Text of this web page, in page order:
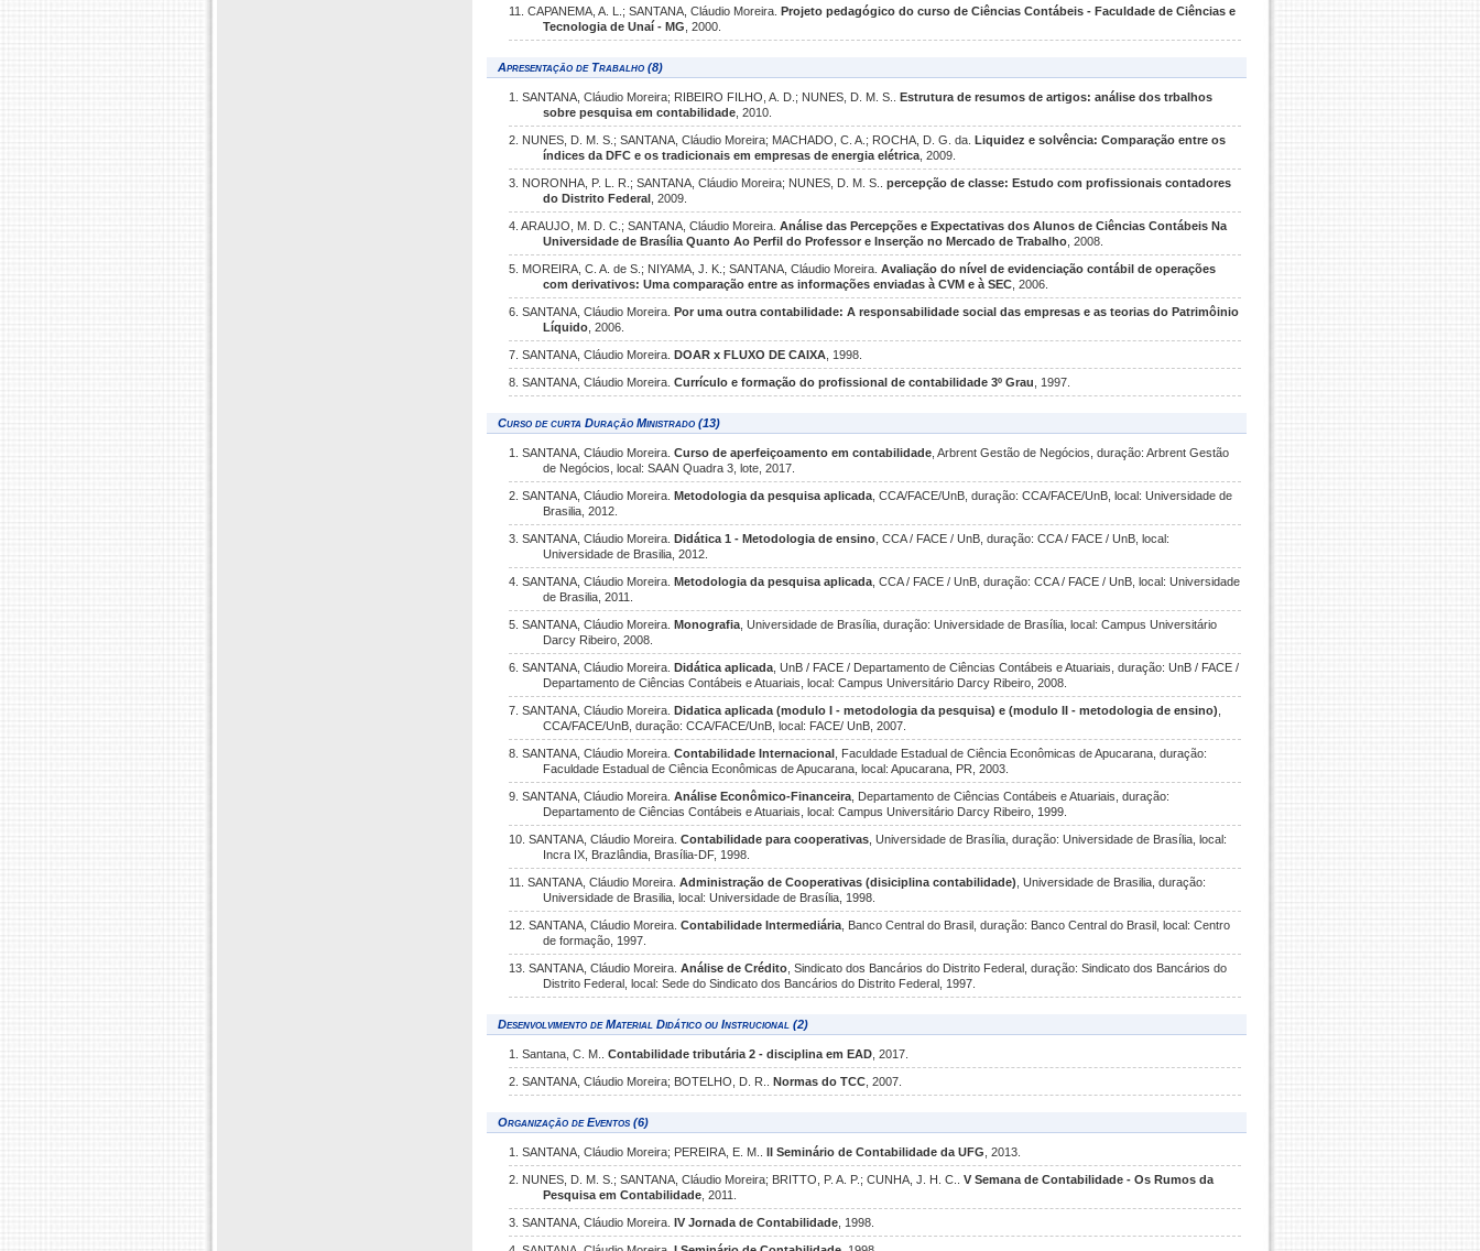
11. CAPANEMA, A. L.; SANTANA, Cláudio Moreira. Projeto pedagógico do curso de Ciências Contábeis - Faculdade de Ciências e
Tecnologia de Unaí - MG , 2000.
Apresentação de Trabalho (8)
1. SANTANA, Cláudio Moreira; RIBEIRO FILHO, A. D.; NUNES, D. M. S.. Estrutura de resumos de artigos: análise dos trbalhos
sobre pesquisa em contabilidade , 2010.
2. NUNES, D. M. S.; SANTANA, Cláudio Moreira; MACHADO, C. A.; ROCHA, D. G. da. Liquidez e solvência: Comparação entre os
índices da DFC e os tradicionais em empresas de energia elétrica , 2009.
3. NORONHA, P. L. R.; SANTANA, Cláudio Moreira; NUNES, D. M. S.. percepção de classe: Estudo com profissionais contadores
do Distrito Federal , 2009.
4. ARAUJO, M. D. C.; SANTANA, Cláudio Moreira. Análise das Percepções e Expectativas dos Alunos de Ciências Contábeis Na
Universidade de Brasília Quanto Ao Perfil do Professor e Inserção no Mercado de Trabalho , 2008.
5. MOREIRA, C. A. de S.; NIYAMA, J. K.; SANTANA, Cláudio Moreira. Avaliação do nível de evidenciação contábil de operações
com derivativos: Uma comparação entre as informações enviadas à CVM e à SEC , 2006.
6. SANTANA, Cláudio Moreira. Por uma outra contabilidade: A responsabilidade social das empresas e as teorias do Patrimôinio
Líquido , 2006.
7. SANTANA, Cláudio Moreira. DOAR x FLUXO DE CAIXA , 1998.
8. SANTANA, Cláudio Moreira. Currículo e formação do profissional de contabilidade 3º Grau , 1997.
Curso de curta Duração Ministrado (13)
1. SANTANA, Cláudio Moreira. Curso de aperfeiçoamento em contabilidade , Arbrent Gestão de Negócios, duração: Arbrent Gestão
de Negócios, local: SAAN Quadra 3, lote, 2017.
2. SANTANA, Cláudio Moreira. Metodologia da pesquisa aplicada , CCA/FACE/UnB, duração: CCA/FACE/UnB, local: Universidade de
Brasilia, 2012.
3. SANTANA, Cláudio Moreira. Didática 1 - Metodologia de ensino , CCA / FACE / UnB, duração: CCA / FACE / UnB, local:
Universidade de Brasilia, 2012.
4. SANTANA, Cláudio Moreira. Metodologia da pesquisa aplicada , CCA / FACE / UnB, duração: CCA / FACE / UnB, local: Universidade
de Brasilia, 2011.
5. SANTANA, Cláudio Moreira. Monografia , Universidade de Brasília, duração: Universidade de Brasília, local: Campus Universitário
Darcy Ribeiro, 2008.
6. SANTANA, Cláudio Moreira. Didática aplicada , UnB / FACE / Departamento de Ciências Contábeis e Atuariais, duração: UnB / FACE /
Departamento de Ciências Contábeis e Atuariais, local: Campus Universitário Darcy Ribeiro, 2008.
7. SANTANA, Cláudio Moreira. Didatica aplicada (modulo I - metodologia da pesquisa) e (modulo II - metodologia de ensino)
CCA/FACE/UnB, duração: CCA/FACE/UnB, local: FACE/ UnB, 2007.
8. SANTANA, Cláudio Moreira. Contabilidade Internacional , Faculdade Estadual de Ciência Econômicas de Apucarana, duração:
Faculdade Estadual de Ciência Econômicas de Apucarana, local: Apucarana, PR, 2003.
9. SANTANA, Cláudio Moreira. Análise Econômico-Financeira , Departamento de Ciências Contábeis e Atuariais, duração:
Departamento de Ciências Contábeis e Atuariais, local: Campus Universitário Darcy Ribeiro, 1999.
10. SANTANA, Cláudio Moreira. Contabilidade para cooperativas , Universidade de Brasília, duração: Universidade de Brasília, local:
Incra IX, Brazlândia, Brasília-DF, 1998.
11. SANTANA, Cláudio Moreira. Administração de Cooperativas (disiciplina contabilidade) , Universidade de Brasilia, duração:
Universidade de Brasilia, local: Universidade de Brasília, 1998.
12. SANTANA, Cláudio Moreira. Contabilidade Intermediária , Banco Central do Brasil, duração: Banco Central do Brasil, local: Centro
de formação, 1997.
13. SANTANA, Cláudio Moreira. Análise de Crédito , Sindicato dos Bancários do Distrito Federal, duração: Sindicato dos Bancários do
Distrito Federal, local: Sede do Sindicato dos Bancários do Distrito Federal, 1997.
Desenvolvimento de Material Didático ou Instrucional (2)
1. Santana, C. M.. Contabilidade tributária 2 - disciplina em EAD , 2017.
2. SANTANA, Cláudio Moreira; BOTELHO, D. R.. Normas do TCC , 2007.
Organização de Eventos (6)
1. SANTANA, Cláudio Moreira; PEREIRA, E. M.. II Seminário de Contabilidade da UFG , 2013.
2. NUNES, D. M. S.; SANTANA, Cláudio Moreira; BRITTO, P. A. P.; CUNHA, J. H. C.. V Semana de Contabilidade - Os Rumos da
Pesquisa em Contabilidade , 2011.
3. SANTANA, Cláudio Moreira. IV Jornada de Contabilidade , 1998.